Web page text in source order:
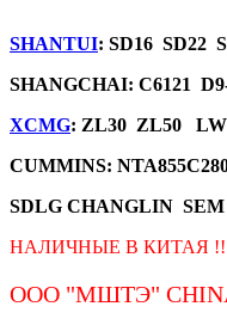
SHANTUI: SD16 SD22
SHANGCHAI: C6121
XCMG: ZL30 ZL50
CUMMINS:
SDLG CHANGLIN
НАЛИЧНЫЕ В КИТАЯ
ООО "МШТЭ"